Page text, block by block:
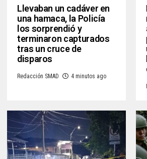
Llevaban un cadáver en
una hamaca, la Policía
los sorprendió y
terminaron capturados
tras un cruce de
disparos
Redacción SMAD 4 minutos ago